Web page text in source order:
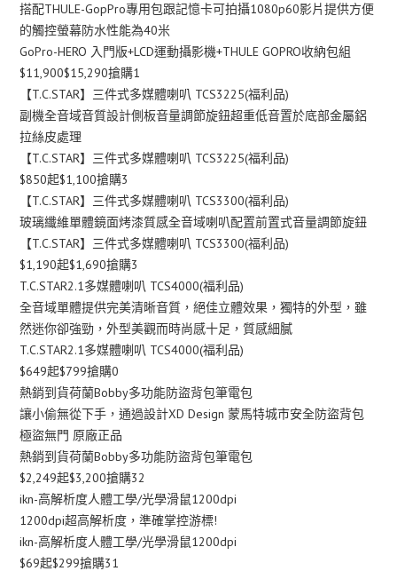
搭配THULE-GopPro專用包跟記憶卡可拍攝1080p60影片提供方便
的觸控螢幕防水性能為40米
GoPro-HERO 入門版+LCD運動攝影機+THULE GOPRO收納包組
$11,900$15,290搶購1
【T.C.STAR】三件式多媒體喇叭 TCS3225(福利品)
副機全音域音質設計側板音量調節旋鈕超重低音置於底部金屬鋁
拉絲皮處理
【T.C.STAR】三件式多媒體喇叭 TCS3225(福利品)
$850起$1,100搶購3
【T.C.STAR】三件式多媒體喇叭 TCS3300(福利品)
玻璃纖維單體鏡面烤漆質感全音域喇叭配置前置式音量調節旋鈕
【T.C.STAR】三件式多媒體喇叭 TCS3300(福利品)
$1,190起$1,690搶購3
T.C.STAR2.1多媒體喇叭 TCS4000(福利品)
全音域單體提供完美清晰音質，絕佳立體效果，獨特的外型，雖
然迷你卻強勁，外型美觀而時尚感十足，質感細膩
T.C.STAR2.1多媒體喇叭 TCS4000(福利品)
$649起$799搶購0
熱銷到貨荷蘭Bobby多功能防盜背包筆電包
讓小偷無從下手，通過設計XD Design 蒙馬特城市安全防盜背包
極盜無門 原廠正品
熱銷到貨荷蘭Bobby多功能防盜背包筆電包
$2,249起$3,200搶購32
ikn-高解析度人體工學/光學滑鼠1200dpi
1200dpi超高解析度，準確掌控游標!
ikn-高解析度人體工學/光學滑鼠1200dpi
$69起$299搶購31